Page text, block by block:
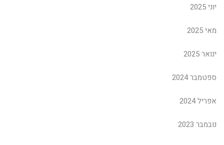
יוני 2025
מאי 2025
ינואר 2025
ספטמבר 2024
אפריל 2024
נובמבר 2023